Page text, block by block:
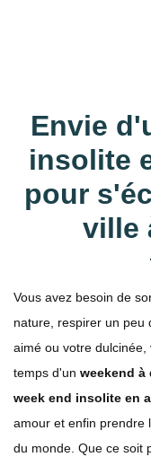
Envie
insolite
pour
ville
Vous avez besoin de
nature, respirer un peu
aimé ou votre
temps d'un weekend à
week end insolite en
amour et enfin prendre
du monde. Que ce soit